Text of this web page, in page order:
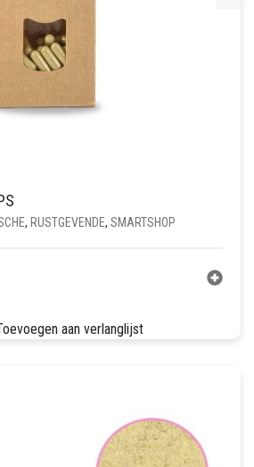
, RUSTGEVENDE, SMARTSHOP
aan verlanglijst